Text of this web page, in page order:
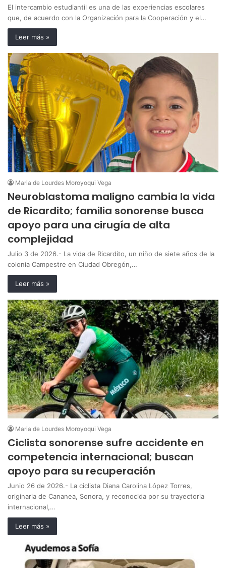
El intercambio estudiantil es una de las experiencias escolares
que, de acuerdo con la Organización para la Cooperación y el…
Leer más »
Maria de Lourdes Moroyoqui Vega
Neuroblastoma maligno cambia la vida
de Ricardito; familia sonorense busca
apoyo para una cirugía de alta
complejidad
Julio 3 de 2026.- La vida de Ricardito, un niño de siete años de la
colonia Campestre en Ciudad Obregón,…
Leer más »
Maria de Lourdes Moroyoqui Vega
Ciclista sonorense sufre accidente en
competencia internacional; buscan
apoyo para su recuperación
Junio 26 de 2026.- La ciclista Diana Carolina López Torres,
originaria de Cananea, Sonora, y reconocida por su trayectoria
internacional,…
Leer más »